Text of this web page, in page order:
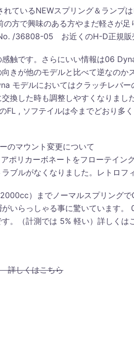
ているNEWスプリング＆ランプ
方で興味のある方やまだ軽さが足
/36808-05 お近くのH-D正規販
感触です。さらにいい情報は06
きが他のモデルと比べて逆なのか
モデルにおいてはクラッチレバ
換した時も調整しやすくなりました
FL , ソフテイルは今までどおり多
マウント変更について
ポリカーボネートをフローテイン
ブルがなくなりました。レトロフ
）までノーマルスプリング
いらっしゃる事に驚いています。
。（計測では 5% 軽い）詳しくは
詳しくはこちら